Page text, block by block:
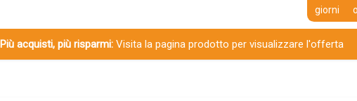
giorni
Più acquisti, più risparmi:Visita la pagina prodotto per visualizzare l'offerta